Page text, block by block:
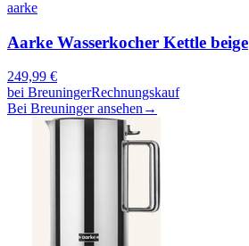
aarke
Aarke Wasserkocher Kettle beige
249,99 €
bei BreuningerRechnungskauf
Bei Breuninger ansehen →